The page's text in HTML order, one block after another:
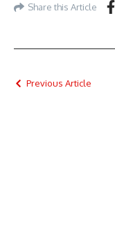
Share this Article
Previous Article